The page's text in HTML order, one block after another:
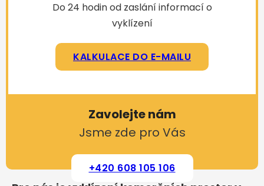
Do 24 hodin od zaslání informací o
vyklízení
KALKULACE DO E-MAILU
Zavolejte nám
Jsme zde pro Vás
+420 608 105 106